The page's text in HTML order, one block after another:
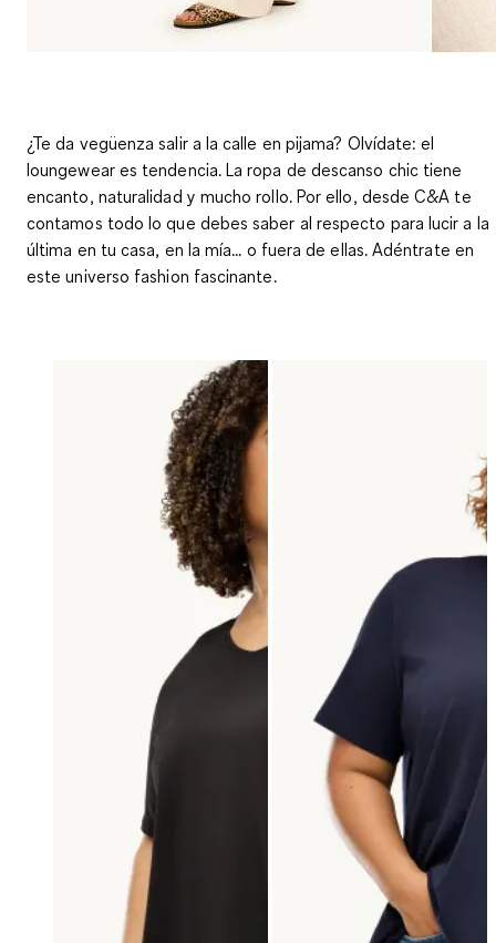
¿Te da vegüenza salir a la calle en pijama? Olvídate: el
loungewear es tendencia. La ropa de descanso chic tiene
encanto, naturalidad y mucho rollo. Por ello, desde C&A te
contamos todo lo que debes saber al respecto para lucir a la
última en tu casa, en la mía... o fuera de ellas. Adéntrate en
este universo fashion fascinante.